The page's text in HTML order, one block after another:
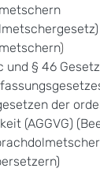
)
und § 46
der
(AGGVG)